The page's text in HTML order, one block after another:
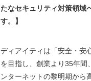
たなセキュリティ対策領域
す。】
ディアイティは「安全・安
を目指し、創業より35年間
ンターネットの黎明期から